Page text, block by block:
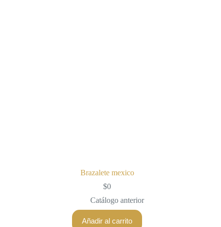
Brazalete mexico
$0
Catálogo anterior
Añadir al carrito